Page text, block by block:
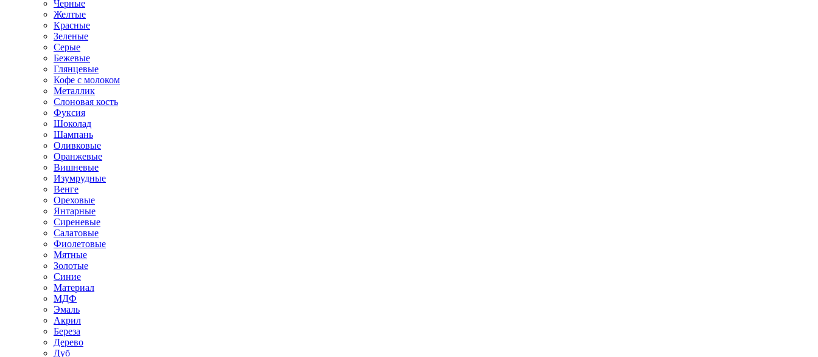
Черные
Желтые
Красные
Зеленые
Серые
Бежевые
Глянцевые
Кофе с молоком
Металлик
Слоновая кость
Фуксия
Шоколад
Шампань
Оливковые
Оранжевые
Вишневые
Изумрудные
Венге
Ореховые
Янтарные
Сиреневые
Салатовые
Фиолетовые
Мятные
Золотые
Синие
Материал
МДФ
Эмаль
Акрил
Береза
Дерево
Дуб